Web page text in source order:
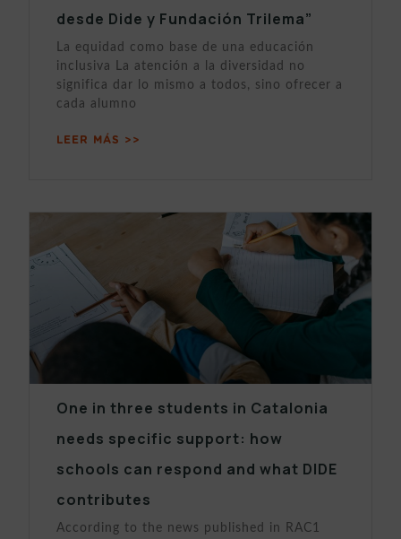
desde Dide y Fundación Trilema”
La equidad como base de una educación
inclusiva La atención a la diversidad no
significa dar lo mismo a todos, sino ofrecer a
cada alumno
LEER MÁS >>
One in three students in Catalonia
needs specific support: how
schools can respond and what DIDE
contributes
According to the news published in RAC1